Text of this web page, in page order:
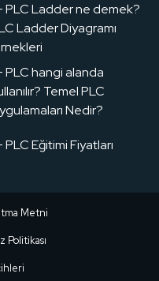
PLC Ladder ne demek?
Ladder Diyagramı
PLC hangi alanda
Temel PLC
Nedir?
Eğitimi Fiyatları
Metni